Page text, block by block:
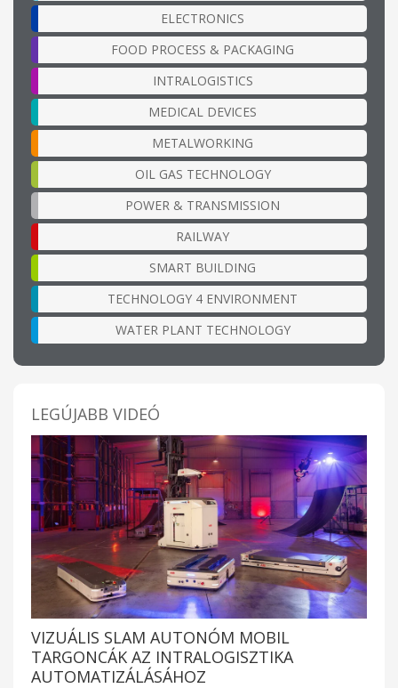
ELECTRONICS
FOOD PROCESS & PACKAGING
INTRALOGISTICS
MEDICAL DEVICES
METALWORKING
OIL GAS TECHNOLOGY
POWER & TRANSMISSION
RAILWAY
SMART BUILDING
TECHNOLOGY 4 ENVIRONMENT
WATER PLANT TECHNOLOGY
LEGÚJABB VIDEÓ
VIZUÁLIS SLAM AUTONÓM MOBIL
TARGONCÁK AZ INTRALOGISZTIKA
AUTOMATIZÁLÁSÁHOZ